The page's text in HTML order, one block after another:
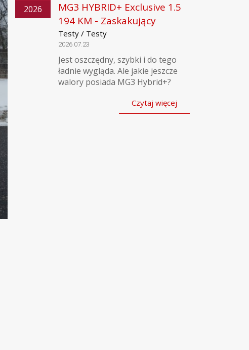
2026
MG3 HYBRID+ Exclusive 1.5
194 KM - Zaskakujący
Testy / Testy
2026.07.23
Jest oszczędny, szybki i do tego
ładnie wygląda. Ale jakie jeszcze
walory posiada MG3 Hybrid+?
Czytaj więcej